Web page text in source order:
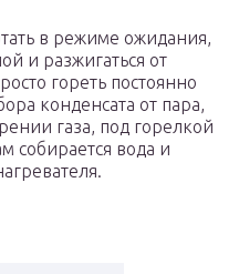
в режиме ожидания,
и разжигаться от
гореть постоянно
конденсата от пара,
газа, под горелкой
собирается вода и